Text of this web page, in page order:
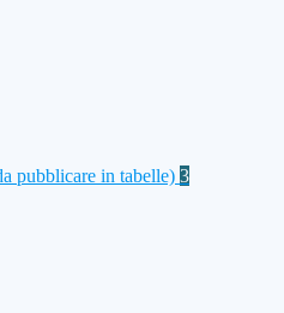
pubblicare in tabelle) 3